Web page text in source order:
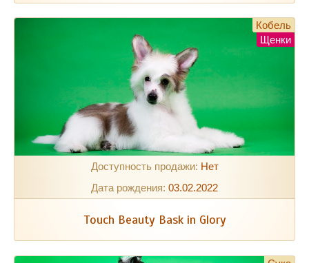
Кобель
Щенки
Доступность продажи: Нет
Дата рождения: 03.02.2022
Touch Beauty Bask in Glory